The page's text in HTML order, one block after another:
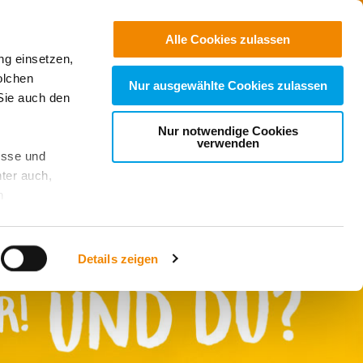
einsetzen,
auch den
und
auch,
. Wenn
Cookie-
Sie:
Details zeigen
Alle Cookies zulassen
Nur ausgewählte Cookies zulassen
Nur notwendige Cookies
verwenden
Suchen
Kontakt